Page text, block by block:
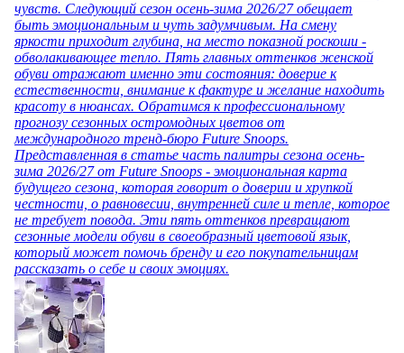
чувств. Следующий сезон осень-зима 2026/27 обещает
быть эмоциональным и чуть задумчивым. На смену
яркости приходит глубина, на место показной роскоши -
обволакивающее тепло. Пять главных оттенков женской
обуви отражают именно эти состояния: доверие к
естественности, внимание к фактуре и желание находить
красоту в нюансах. Обратимся к профессиональному
прогнозу сезонных остромодных цветов от
международного тренд-бюро Future Snoops.
Представленная в статье часть палитры сезона осень-
зима 2026/27 от Future Snoops - эмоциональная карта
будущего сезона, которая говорит о доверии и хрупкой
честности, о равновесии, внутренней силе и тепле, которое
не требует повода. Эти пять оттенков превращают
сезонные модели обуви в своеобразный цветовой язык,
который может помочь бренду и его покупательницам
рассказать о себе и своих эмоциях.